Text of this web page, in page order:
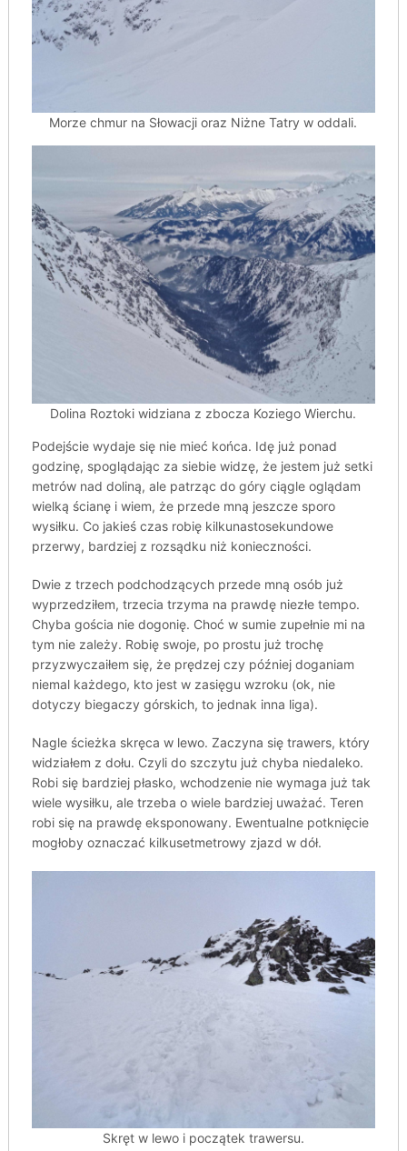
Morze chmur na Słowacji oraz Niżne Tatry w oddali.
Dolina Roztoki widziana z zbocza Koziego Wierchu.
Podejście wydaje się nie mieć końca. Idę już ponad
godzinę, spoglądając za siebie widzę, że jestem już setki
metrów nad doliną, ale patrząc do góry ciągle oglądam
wielką ścianę i wiem, że przede mną jeszcze sporo
wysiłku. Co jakieś czas robię kilkunastosekundowe
przerwy, bardziej z rozsądku niż konieczności.
Dwie z trzech podchodzących przede mną osób już
wyprzedziłem, trzecia trzyma na prawdę niezłe tempo.
Chyba gościa nie dogonię. Choć w sumie zupełnie mi na
tym nie zależy. Robię swoje, po prostu już trochę
przyzwyczaiłem się, że prędzej czy później doganiam
niemal każdego, kto jest w zasięgu wzroku (ok, nie
dotyczy biegaczy górskich, to jednak inna liga).
Nagle ścieżka skręca w lewo. Zaczyna się trawers, który
widziałem z dołu. Czyli do szczytu już chyba niedaleko.
Robi się bardziej płasko, wchodzenie nie wymaga już tak
wiele wysiłku, ale trzeba o wiele bardziej uważać. Teren
robi się na prawdę eksponowany. Ewentualne potknięcie
mogłoby oznaczać kilkusetmetrowy zjazd w dół.
Skręt w lewo i początek trawersu.